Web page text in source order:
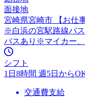
面接地
宮崎県宮崎市 【お仕
※白浜の宮駅路線バ
バスあり※マイカー
シフト
1日8時間 週5日から
交通費支給